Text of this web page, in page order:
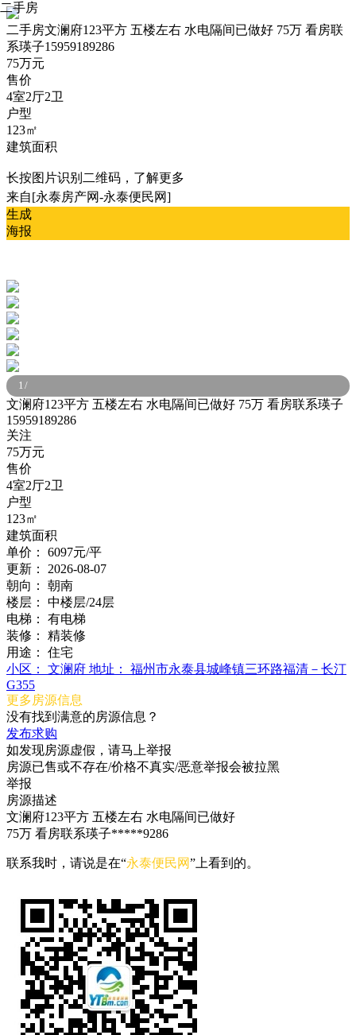
二手房文澜府123平方 五楼左右 水电隔间已做好 75万 看房联
系瑛子15959189286
75万元
售价
4室2厅2卫
户型
123㎡
建筑面积
长按图片识别二维码，了解更多
来自[永泰房产网-永泰便民网]
生成
海报
二手房
1/
文澜府123平方 五楼左右 水电隔间已做好 75万 看房联系瑛子
15959189286
关注
75万元
售价
4室2厅2卫
户型
123㎡
建筑面积
单价：
6097元/平
更新：
2026-08-07
朝向：
朝南
楼层：
中楼层/24层
电梯：
有电梯
装修：
精装修
用途：
住宅
小区：
文澜府 地址：
福州市永泰县城峰镇三环路福清－长汀
G355
更多房源信息
没有找到满意的房源信息？
发布求购
如发现房源虚假，请马上举报
房源已售或不存在/价格不真实/恶意举报会被拉黑
举报
房源描述
文澜府123平方 五楼左右 水电隔间已做好
75万 看房联系瑛子*****9286
联系我时，请说是在“永泰便民网”上看到的。